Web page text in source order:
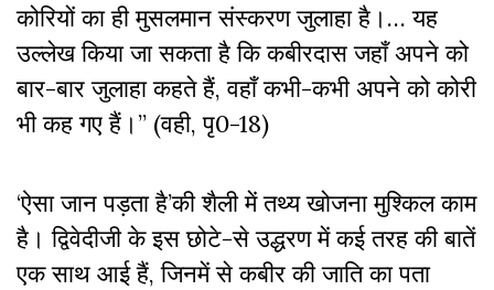
कोरियों का ही मुसलमान संस्करण जुलाहा है।… यह
उल्लेख किया जा सकता है कि कबीरदास जहाँ अपने को
बार-बार जुलाहा कहते हैं, वहाँ कभी-कभी अपने को कोरी
भी कह गए हैं।’’ (वही, पृ0-18)
‘ऐसा जान पड़ता है’की शैली में तथ्य खोजना मुश्किल काम
है। द्विवेदीजी के इस छोटे-से उद्धरण में कई तरह की बातें
एक साथ आई हैं, जिनमें से कबीर की जाति का पता